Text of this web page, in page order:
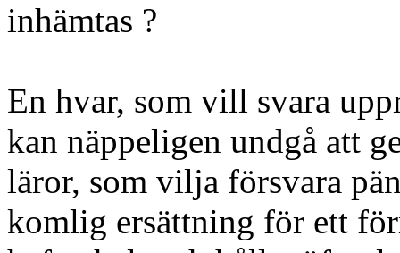
inhämtas ?
En hvar, som vill svara
kan näppeligen undgå att
läror, som vilja försvara
komlig ersättning för ett